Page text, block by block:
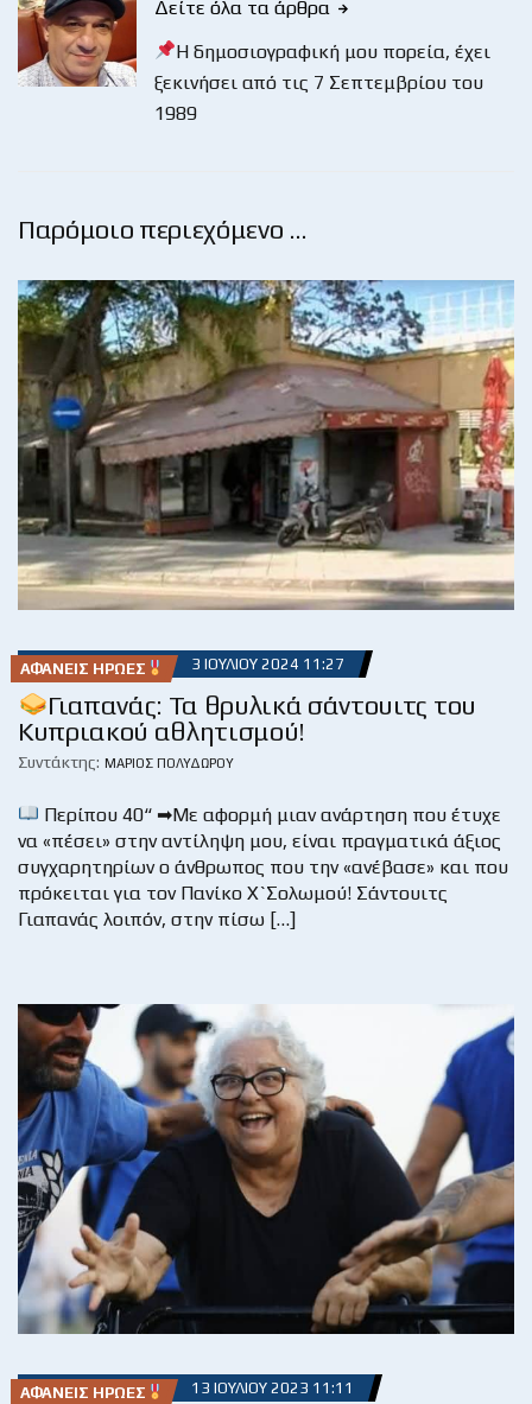
Δείτε όλα τα άρθρα
Η δημοσιογραφική μου πορεία, έχει
ξεκινήσει από τις 7 Σεπτεμβρίου του
1989
Παρόμοιο περιεχόμενο …
ΑΦΑΝΕΊΣ ΉΡΩΕΣ 3 ΙΟΥΛΊΟΥ 2024 11:27
Γιαπανάς: Τα θρυλικά σάντουιτς του
Κυπριακού αθλητισμού!
Συντάκτης: ΜΆΡΙΟΣ ΠΟΛΥΔΏΡΟΥ
Περίπου 40“ ➡Με αφορμή μιαν ανάρτηση που έτυχε
να «πέσει» στην αντίληψη μου, είναι πραγματικά άξιος
συγχαρητηρίων ο άνθρωπος που την «ανέβασε» και που
πρόκειται για τον Πανίκο Χ`Σολωμού! Σάντουιτς
Γιαπανάς λοιπόν, στην πίσω […]
ΑΦΑΝΕΊΣ ΉΡΩΕΣ 13 ΙΟΥΛΊΟΥ 2023 11:11